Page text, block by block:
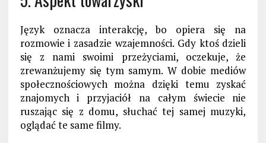
Język oznacza interakcję, bo opiera się na
rozmowie i zasadzie wzajemności. Gdy ktoś dzieli
się z nami swoimi przeżyciami, oczekuje, że
zrewanżujemy się tym samym. W dobie mediów
społecznościowych można dzięki temu zyskać
znajomych i przyjaciół na całym świecie nie
ruszając się z domu, słuchać tej samej muzyki,
oglądać te same filmy.